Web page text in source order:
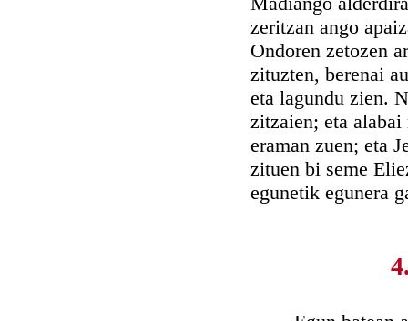
zeritzan ango
Ondoren zetozen
zituzten, berenai
eta lagundu zien.
zitzaien; eta
eraman zuen; eta
zituen bi seme
egunetik egunera